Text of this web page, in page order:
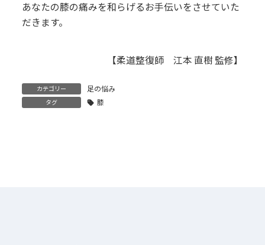
あなたの膝の痛みを和らげるお手伝いをさせていた
だきます。
【柔道整復師 江本 直樹 監修】
カテゴリー 足の悩み
タグ 膝